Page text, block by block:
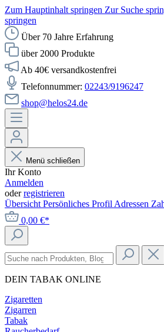
Zum Hauptinhalt springen Zur Suche
springen
Über 70 Jahre Erfahrung
über 2000 Produkte
Ab 40€ versandkostenfrei
Telefonnummer: 02243/9196247
shop@helos24.de
Menü schließen
Ihr Konto
Anmelden
oderregistrieren
Übersicht Persönliches Profil Adressen
0,00 €*
DEIN TABAK ONLINE
Zigaretten
Zigarren
Tabak